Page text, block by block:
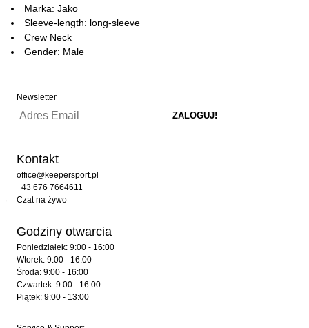
Marka: Jako
Sleeve-length: long-sleeve
Crew Neck
Gender: Male
Newsletter
Kontakt
office@keepersport.pl
+43 676 7664611
Czat na żywo
Godziny otwarcia
Poniedziałek: 9:00 - 16:00
Wtorek: 9:00 - 16:00
Środa: 9:00 - 16:00
Czwartek: 9:00 - 16:00
Piątek: 9:00 - 13:00